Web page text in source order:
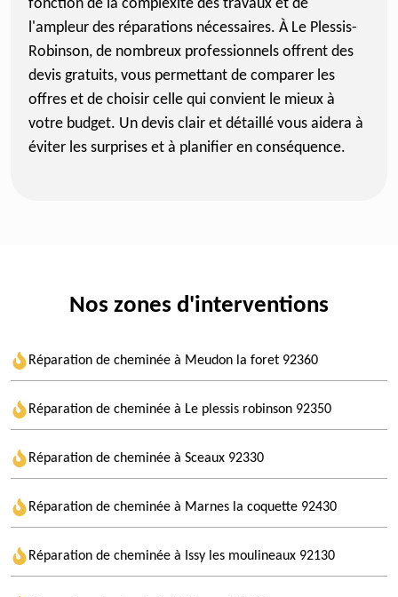
fonction de la complexité des travaux et de
l'ampleur des réparations nécessaires. À Le Plessis-
Robinson, de nombreux professionnels offrent des
devis gratuits, vous permettant de comparer les
offres et de choisir celle qui convient le mieux à
votre budget. Un devis clair et détaillé vous aidera à
éviter les surprises et à planifier en conséquence.
Nos zones d'interventions
Réparation de cheminée à Meudon la foret 92360
Réparation de cheminée à Le plessis robinson 92350
Réparation de cheminée à Sceaux 92330
Réparation de cheminée à Marnes la coquette 92430
Réparation de cheminée à Issy les moulineaux 92130